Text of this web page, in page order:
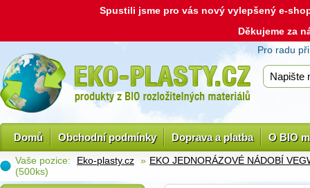
Spustili jsme pro vás nový vylepšený e-
Děkujeme za
Pro radu
Domů Obchodní podmínky Doprava a platba O BIO
Vaše pozice: Eko-plasty.cz » EKO JEDNORÁZOVÉ NÁDOBÍ
(500ks)